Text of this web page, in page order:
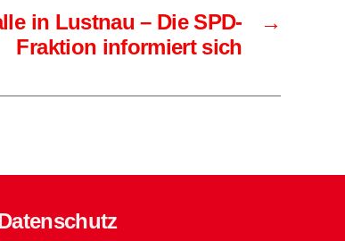
→
in Lustnau – Die SPD-
Fraktion informiert sich